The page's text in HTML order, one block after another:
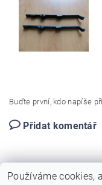
Buďte první, kdo napíše
Přidat komentář
Používáme cookies,